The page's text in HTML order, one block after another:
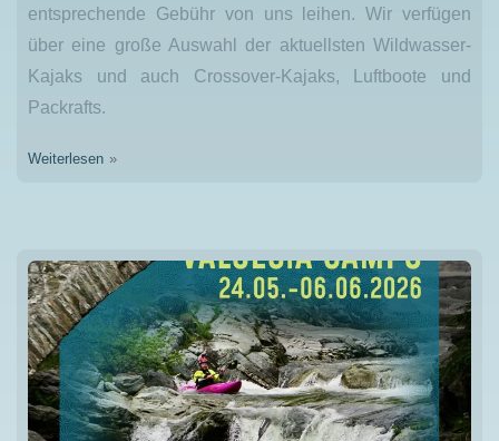
entsprechende Gebühr von uns leihen. Wir verfügen
über eine große Auswahl der aktuellsten Wildwasser-
Kajaks und auch Crossover-Kajaks, Luftboote und
Packrafts.
Weiterlesen